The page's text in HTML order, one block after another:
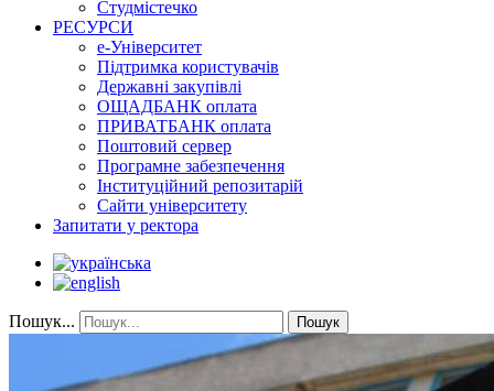
Студмістечко
РЕСУРСИ
е-Університет
Підтримка користувачів
Державні закупівлі
ОЩАДБАНК оплата
ПРИВАТБАНК оплата
Поштовий сервер
Програмне забезпечення
Інституційний репозитарій
Сайти університету
Запитати у ректора
Пошук... Пошук